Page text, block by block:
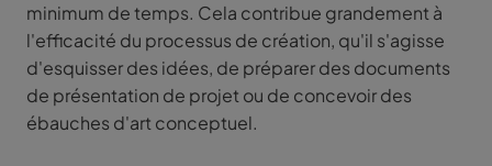
minimum de temps. Cela contribue grandement à
l'efficacité du processus de création, qu'il s'agisse
d'esquisser des idées, de préparer des documents
de présentation de projet ou de concevoir des
ébauches d'art conceptuel.